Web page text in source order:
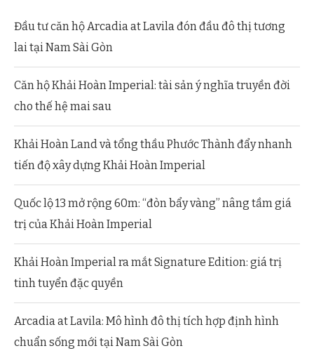
Đầu tư căn hộ Arcadia at Lavila đón đầu đô thị tương
lai tại Nam Sài Gòn
Căn hộ Khải Hoàn Imperial: tài sản ý nghĩa truyền đời
cho thế hệ mai sau
Khải Hoàn Land và tổng thầu Phước Thành đẩy nhanh
tiến độ xây dựng Khải Hoàn Imperial
Quốc lộ 13 mở rộng 60m: “đòn bẩy vàng” nâng tầm giá
trị của Khải Hoàn Imperial
Khải Hoàn Imperial ra mắt Signature Edition: giá trị
tinh tuyển đặc quyền
Arcadia at Lavila: Mô hình đô thị tích hợp định hình
chuẩn sống mới tại Nam Sài Gòn